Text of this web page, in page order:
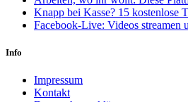
Knapp bei Kasse? 15 kostenlose
Facebook-Live: Videos streamen
Info
Impressum
Kontakt